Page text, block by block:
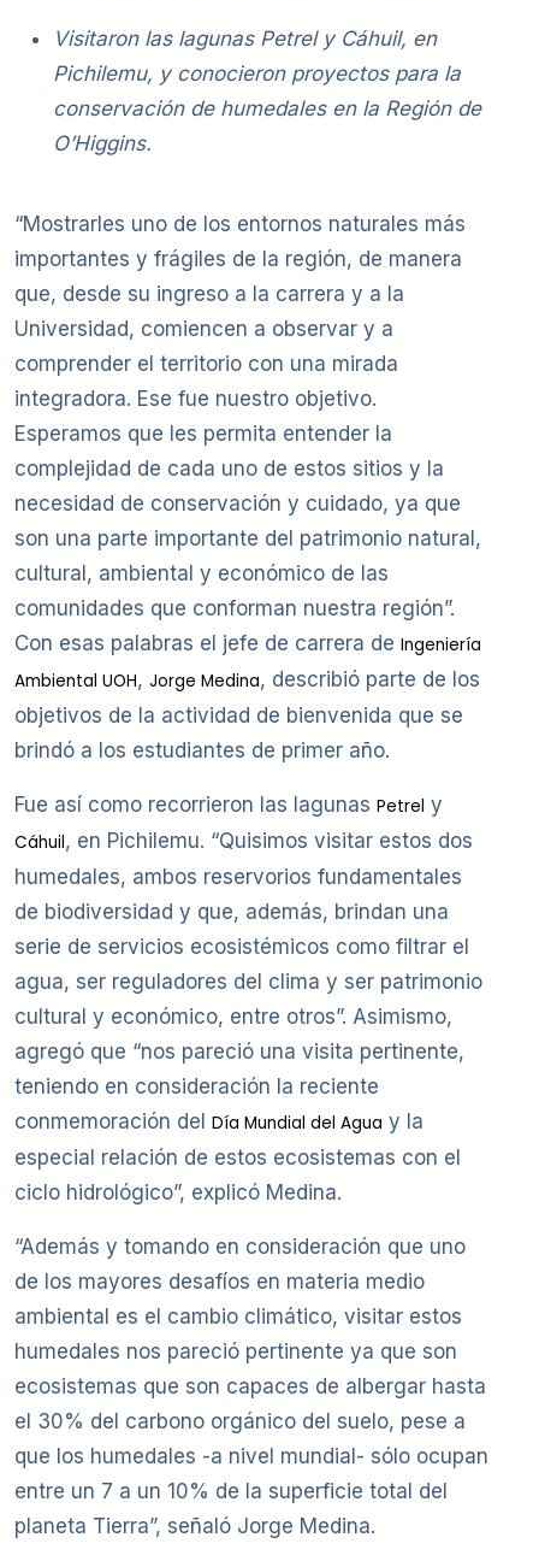
Visitaron las lagunas Petrel y Cáhuil, en
Pichilemu, y conocieron proyectos para la
conservación de humedales en la Región de
O’Higgins.
“Mostrarles uno de los entornos naturales más
importantes y frágiles de la región, de manera
que, desde su ingreso a la carrera y a la
Universidad, comiencen a observar y a
comprender el territorio con una mirada
integradora. Ese fue nuestro objetivo.
Esperamos que les permita entender la
complejidad de cada uno de estos sitios y la
necesidad de conservación y cuidado, ya que
son una parte importante del patrimonio natural,
cultural, ambiental y económico de las
comunidades que conforman nuestra región”.
Con esas palabras el jefe de carrera de Ingeniería
Ambiental UOH, Jorge Medina, describió parte de los
objetivos de la actividad de bienvenida que se
brindó a los estudiantes de primer año.
Fue así como recorrieron las lagunas Petrel y
Cáhuil, en Pichilemu. “Quisimos visitar estos dos
humedales, ambos reservorios fundamentales
de biodiversidad y que, además, brindan una
serie de servicios ecosistémicos como filtrar el
agua, ser reguladores del clima y ser patrimonio
cultural y económico, entre otros”. Asimismo,
agregó que “nos pareció una visita pertinente,
teniendo en consideración la reciente
conmemoración del Día Mundial del Agua y la
especial relación de estos ecosistemas con el
ciclo hidrológico”, explicó Medina.
“Además y tomando en consideración que uno
de los mayores desafíos en materia medio
ambiental es el cambio climático, visitar estos
humedales nos pareció pertinente ya que son
ecosistemas que son capaces de albergar hasta
el 30% del carbono orgánico del suelo, pese a
que los humedales -a nivel mundial- sólo ocupan
entre un 7 a un 10% de la superficie total del
planeta Tierra”, señaló Jorge Medina.